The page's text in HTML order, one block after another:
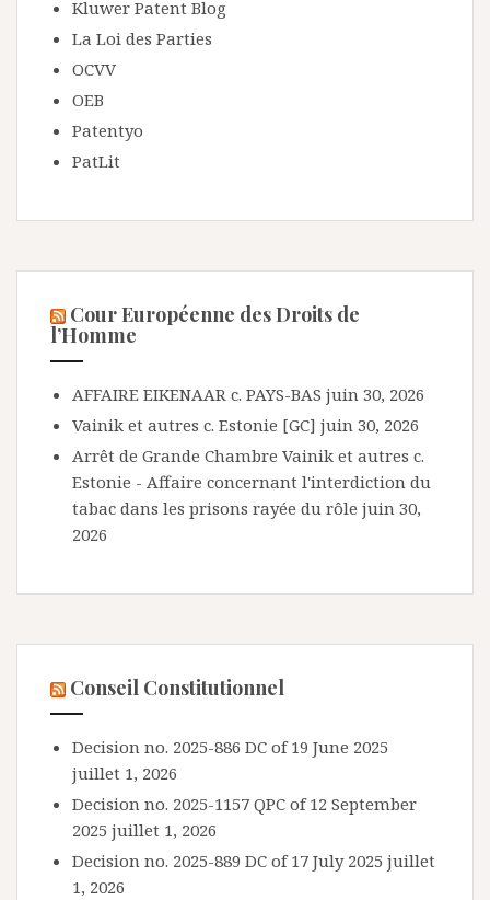
Kluwer Patent Blog
La Loi des Parties
OCVV
OEB
Patentyo
PatLit
Cour Européenne des Droits de
l’Homme
AFFAIRE EIKENAAR c. PAYS-BAS juin 30, 2026
Vainik et autres c. Estonie [GC] juin 30, 2026
Arrêt de Grande Chambre Vainik et autres c.
Estonie - Affaire concernant l'interdiction du
tabac dans les prisons rayée du rôle juin 30,
2026
Conseil Constitutionnel
Decision no. 2025-886 DC of 19 June 2025
juillet 1, 2026
Decision no. 2025-1157 QPC of 12 September
2025 juillet 1, 2026
Decision no. 2025-889 DC of 17 July 2025 juillet
1, 2026